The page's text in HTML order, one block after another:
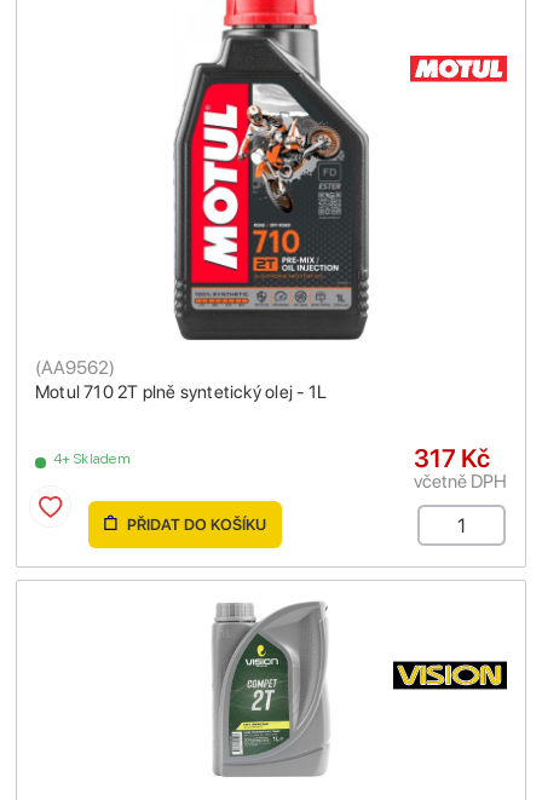
Motul 710 2T plně syntetický olej - 1L
(AA9562)
4+ Skladem 317 Kč
včetně DPH
PŘIDAT DO KOŠÍKU